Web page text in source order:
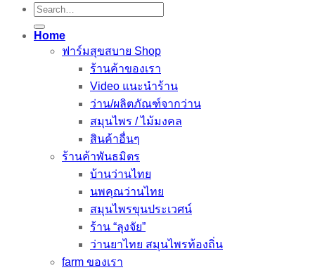
Search
for:
Home
ฟาร์มสุขสบาย Shop
ร้านค้าของเรา
Video แนะนำร้าน
ว่าน/ผลิตภัณฑ์จากว่าน
สมุนไพร / ไม้มงคล
สินค้าอื่นๆ
ร้านค้าพันธมิตร
บ้านว่านไทย
นพคุณว่านไทย
สมุนไพรขุนประเวศน์
ร้าน “ลุงจัย”
ว่านยาไทย สมุนไพรท้องถิ่น
farm ของเรา